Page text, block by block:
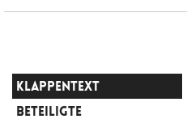
KLAPPENTEXT
BETEILIGTE